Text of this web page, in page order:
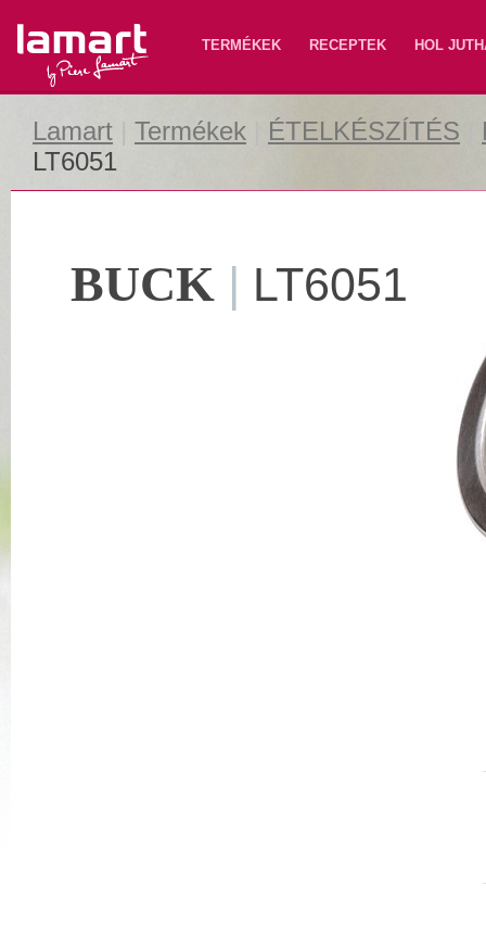
Lamart TERMÉKEK RECEPTEK HOL
Lamart Termékek ÉTELKÉSZÍTÉS
LT6051
BUCK | LT6051